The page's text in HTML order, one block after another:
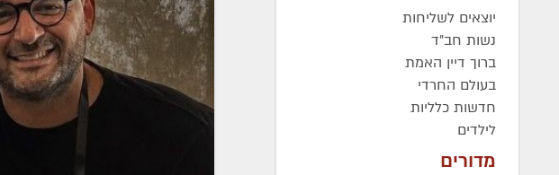
יוצאים לשליחות
נשות חב"ד
ברוך דיין האמת
בעולם החרדי
חדשות כלליות
לילדים
מדורים